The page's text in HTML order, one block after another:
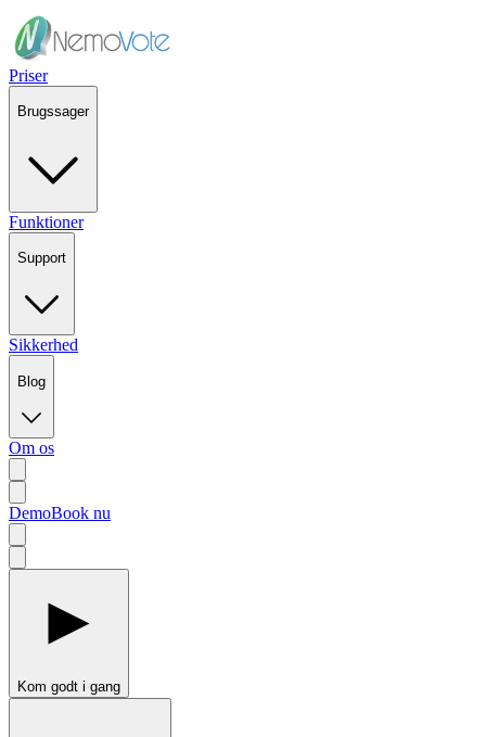
Priser
Brugssager
Funktioner
Support
Sikkerhed
Blog
Om os
DemoBook nu
Kom godt i gang